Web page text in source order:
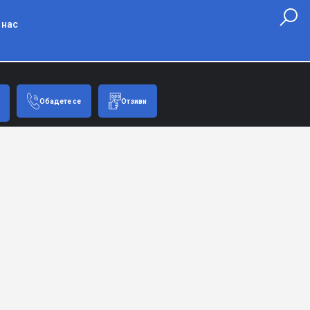
Обадете се Отзиви